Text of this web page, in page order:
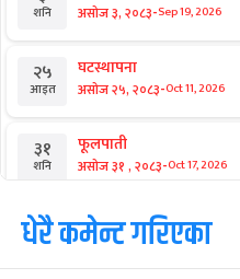
शनि असोज ३, २०८३-Sep 19, 2026
२५
आइत
घटस्थापना
असोज २५, २०८३-Oct 11, 2026
३१
शनि
फूलपाती
असोज ३१ , २०८३-Oct 17, 2026
१
आइत
कार्तिक सङ्क्रान्ति
कार्तिक १, २०८३-Oct 18, 2026
धेरै कमेन्ट गरिएका